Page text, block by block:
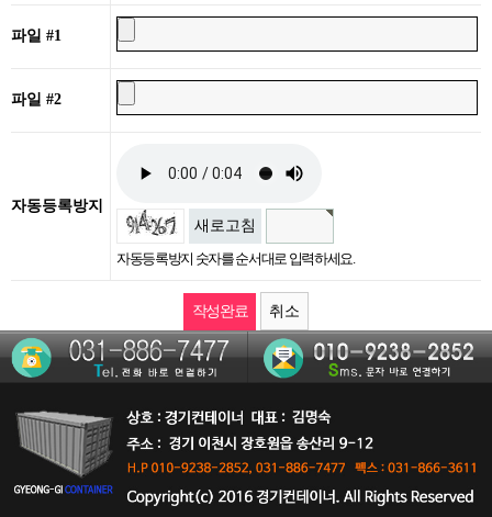
파일 #1
파일 #2
자동등록방지
새로고침
자동등록방지 숫자를 순서대로 입력하세요.
취소